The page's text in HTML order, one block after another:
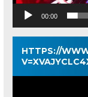
00:00
HTTPS://
Pemutar